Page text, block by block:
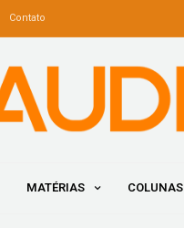
Contato
MATÉRIAS COLUNAS